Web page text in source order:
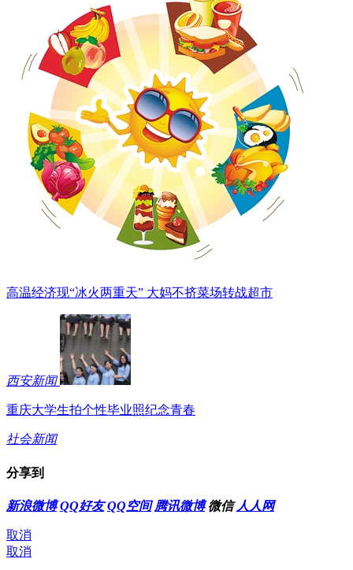
高温经济现“冰火两重天” 大妈不挤菜场转战超市
西安新闻
重庆大学生拍个性毕业照纪念青春
社会新闻
分享到
新浪微博 QQ好友 QQ空间 腾讯微博 微信 人人网
取消
取消